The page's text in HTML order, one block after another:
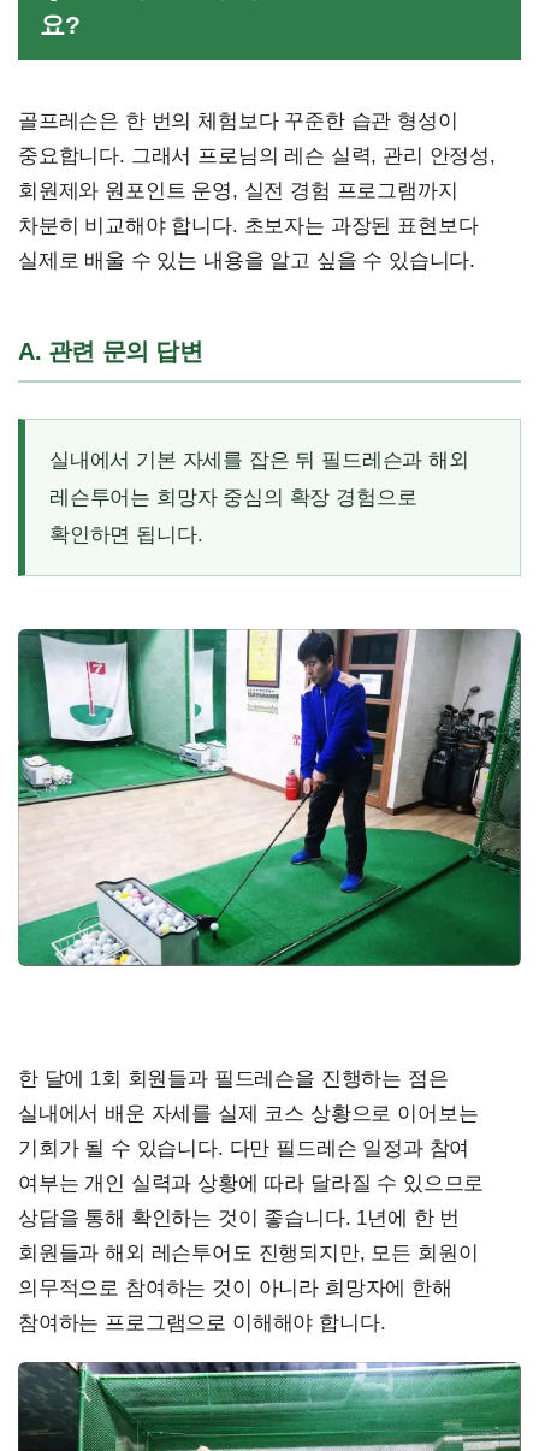
요?
골프레슨은 한 번의 체험보다 꾸준한 습관 형성이
중요합니다. 그래서 프로님의 레슨 실력, 관리 안정성,
회원제와 원포인트 운영, 실전 경험 프로그램까지
차분히 비교해야 합니다. 초보자는 과장된 표현보다
실제로 배울 수 있는 내용을 알고 싶을 수 있습니다.
A. 관련 문의 답변
실내에서 기본 자세를 잡은 뒤 필드레슨과 해외
레슨투어는 희망자 중심의 확장 경험으로
확인하면 됩니다.
한 달에 1회 회원들과 필드레슨을 진행하는 점은
실내에서 배운 자세를 실제 코스 상황으로 이어보는
기회가 될 수 있습니다. 다만 필드레슨 일정과 참여
여부는 개인 실력과 상황에 따라 달라질 수 있으므로
상담을 통해 확인하는 것이 좋습니다. 1년에 한 번
회원들과 해외 레슨투어도 진행되지만, 모든 회원이
의무적으로 참여하는 것이 아니라 희망자에 한해
참여하는 프로그램으로 이해해야 합니다.